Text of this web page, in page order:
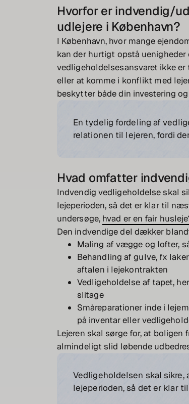
Hvorfor er indvendig/
udlejere i København?
I København, hvor mange
kan der hurtigt opstå uenigheder
vedligeholdelsesansvaret ikke
eller at komme i konflikt med
beskytter både din investering
En tydelig fordeling af
relationen til lejeren, fordi
Hvad omfatter
Indvendig vedligeholdelse skal
lejeperioden, så det er klar til
undersøge, hvad er en fair
Den indvendige del dækker
Maling af vægge og lofter,
Behandling af gulve, fx
aftalen i lejekontrakten
Vedligeholdelse af tapet,
slitage
Småreparationer inde i
på inventar eller
Lejeren skal sørge for, at
almindeligt slid løbende
Vedligeholdelsen skal
lejeperioden, så det er klar